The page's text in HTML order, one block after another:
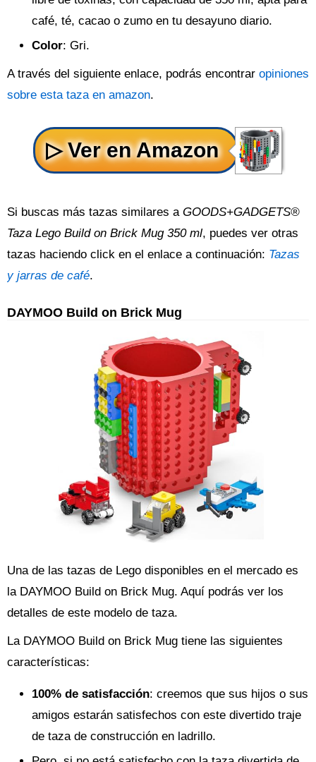
café, té, cacao o zumo en tu desayuno diario.
Color: Gri.
A través del siguiente enlace, podrás encontrar opiniones
sobre esta taza en amazon.
Si buscas más tazas similares a GOODS+GADGETS®
Taza Lego Build on Brick Mug 350 ml, puedes ver otras
tazas haciendo click en el enlace a continuación: Tazas
y jarras de café.
DAYMOO Build on Brick Mug
Una de las tazas de Lego disponibles en el mercado es
la DAYMOO Build on Brick Mug. Aquí podrás ver los
detalles de este modelo de taza.
La DAYMOO Build on Brick Mug tiene las siguientes
características:
100% de satisfacción: creemos que sus hijos o sus
amigos estarán satisfechos con este divertido traje
de taza de construcción en ladrillo.